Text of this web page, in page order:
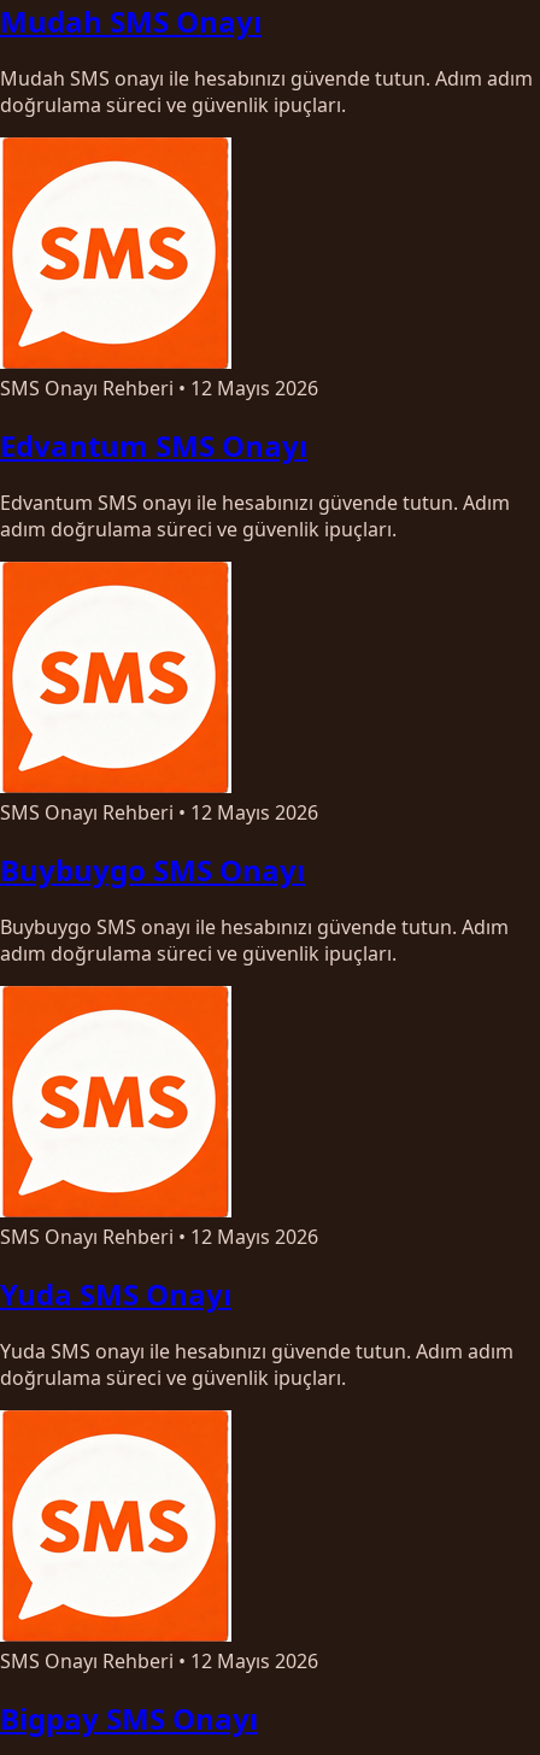
Mudah SMS Onayı
Mudah SMS onayı ile hesabınızı güvende tutun. Adım adım
doğrulama süreci ve güvenlik ipuçları.
SMS Onayı Rehberi • 12 Mayıs 2026
Edvantum SMS Onayı
Edvantum SMS onayı ile hesabınızı güvende tutun. Adım
adım doğrulama süreci ve güvenlik ipuçları.
SMS Onayı Rehberi • 12 Mayıs 2026
Buybuygo SMS Onayı
Buybuygo SMS onayı ile hesabınızı güvende tutun. Adım
adım doğrulama süreci ve güvenlik ipuçları.
SMS Onayı Rehberi • 12 Mayıs 2026
Yuda SMS Onayı
Yuda SMS onayı ile hesabınızı güvende tutun. Adım adım
doğrulama süreci ve güvenlik ipuçları.
SMS Onayı Rehberi • 12 Mayıs 2026
Bigpay SMS Onayı